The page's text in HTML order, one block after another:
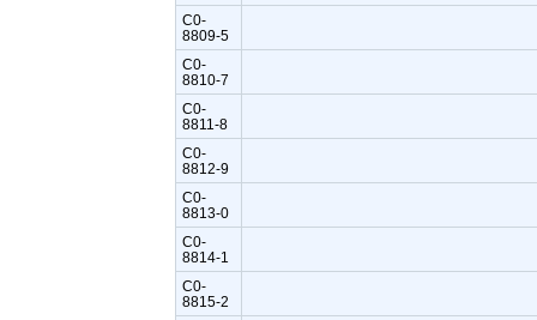
C0-
8809-5
C0-
8810-7
C0-
8811-8
C0-
8812-9
C0-
8813-0
C0-
8814-1
C0-
8815-2